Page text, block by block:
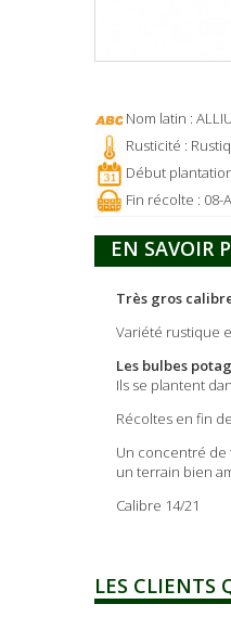
Nom latin :
Rusticité :
Début
Fin récolte : 08-
EN SAVOIR
Très gros
Variété rustique
Les bulbes
Ils se plantent
Récoltes en fin
Un concentré de
un terrain bien
Calibre 14/21
LES CLIENTS